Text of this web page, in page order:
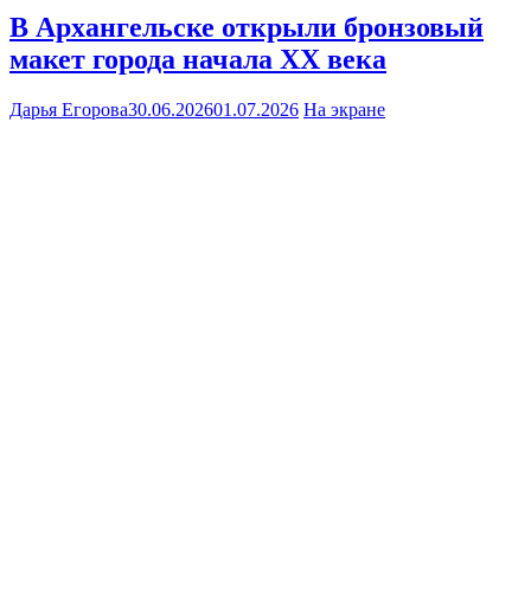
В Архангельске открыли бронзовый
макет города начала XX века
Дарья Егорова30.06.202601.07.2026 На экране